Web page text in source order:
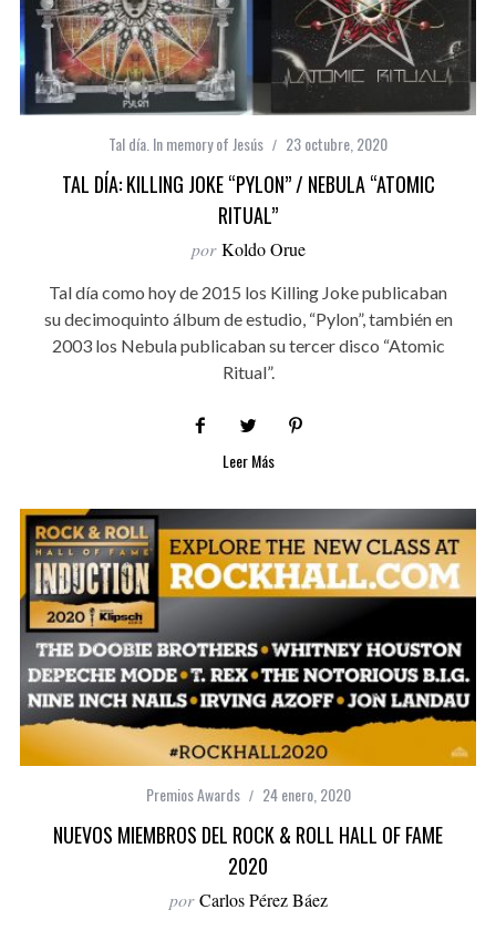
Tal día. In memory of Jesús 23 octubre, 2020
TAL DÍA: KILLING JOKE “PYLON” / NEBULA “ATOMIC
RITUAL”
por Koldo Orue
Tal día como hoy de 2015 los Killing Joke publicaban
su decimoquinto álbum de estudio, “Pylon”, también en
2003 los Nebula publicaban su tercer disco “Atomic
Ritual”.
Leer Más
Premios Awards 24 enero, 2020
NUEVOS MIEMBROS DEL ROCK & ROLL HALL OF FAME
2020
por Carlos Pérez Báez